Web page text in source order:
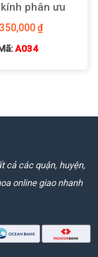
phân ưu
₫
A034
cả các quận, huyện,
online giao nhanh